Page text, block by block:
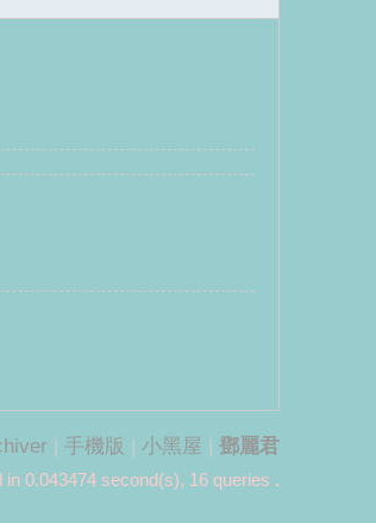
| 手機版 | 小黑屋 | 鄧麗君
in 0.043474 second(s), 16 queries .